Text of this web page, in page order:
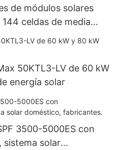
de módulos solares
celdas de media
50KTL3-LV de 60 kW
energía solar
3500-5000ES con
sistema solar